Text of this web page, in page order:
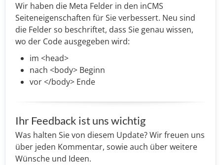
Wir haben die Meta Felder in den inCMS
Seiteneigenschaften für Sie verbessert. Neu sind
die Felder so beschriftet, dass Sie genau wissen,
wo der Code ausgegeben wird:
im <head>
nach <body> Beginn
vor </body> Ende
Ihr Feedback ist uns wichtig
Was halten Sie von diesem Update? Wir freuen uns
über jeden Kommentar, sowie auch über weitere
Wünsche und Ideen.